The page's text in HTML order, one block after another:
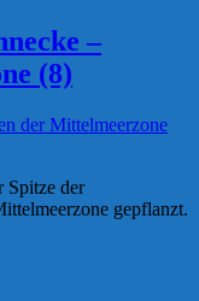
–
(8)
Spitze der
gepflanzt.